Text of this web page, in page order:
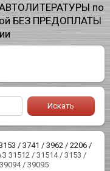
по
БЕЗ ПРЕДОПЛАТЫ
/ 3741 / 3962 / 2206 /
31512 / 31514 / 3153 /
/ 39095